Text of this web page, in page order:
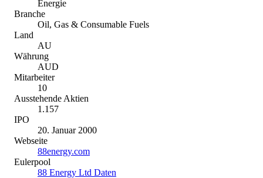
Energie
Branche
Oil, Gas & Consumable Fuels
Land
AU
Währung
AUD
Mitarbeiter
10
Ausstehende Aktien
1.157
IPO
20. Januar 2000
Webseite
88energy.com
Eulerpool
88 Energy Ltd Daten